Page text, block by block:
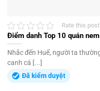
Rate this post
Điểm danh Top 10 quán
Nhắc đến Huế, người ta
canh cá [...]
Đã kiểm duyệt